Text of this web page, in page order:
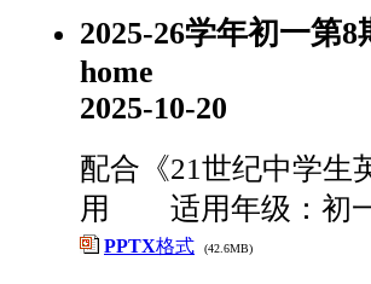
2025-26学年初一第
home
2025-10-20
配合《21世纪中学生
用 适用年级：初
PPTX格式 (42.6MB)